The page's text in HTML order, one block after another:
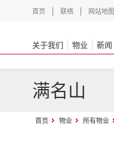
首页 联络 网站地图
关于我们 物业 新闻
满名山
首页 物业 所有物业